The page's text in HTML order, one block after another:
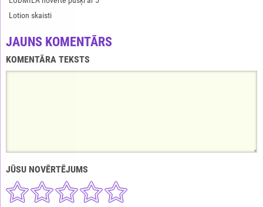
Lotion skaisti
JAUNS KOMENTĀRS
KOMENTĀRA TEKSTS
JŪSU NOVĒRTĒJUMS